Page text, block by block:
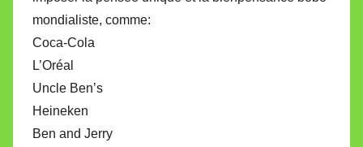
mondialiste, comme:
Coca-Cola
L’Oréal
Uncle Ben’s
Heineken
Ben and Jerry